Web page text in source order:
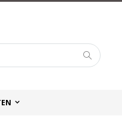
Suche